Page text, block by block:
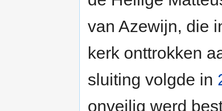
van Azewijn, die
kerk onttrokken
sluiting volgde in
onveilig werd